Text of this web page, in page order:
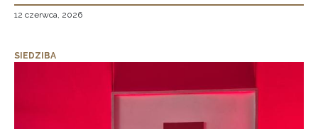
12 czerwca, 2026
SIEDZIBA